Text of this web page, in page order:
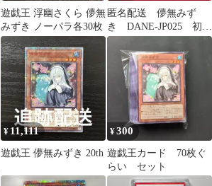
遊戯王 浮幽さくら 儚無
みずき ノーパラ各30枚
匿名配送 儚無みず
き DANE-JP025 初版
スーパー2枚
¥ 11,111
遊戯王 儚無みずき 20th
¥300
遊戯王カード 70枚ぐ
らい セット